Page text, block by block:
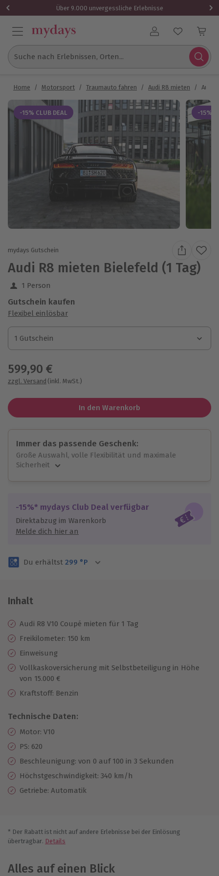
Über 9.000 unvergessliche Erlebnisse
Benutzerkonto
Suche nach Erlebnissen, Orten...
Home / Motorsport / Traumauto fahren / Audi R8 mieten / Audi
-15% CLUB DEAL -15%
mydays Gutschein
Audi R8 mieten Bielefeld (1 Tag)
1 Person
Gutschein kaufen
Flexibel einlösbar
1 Gutschein
1 Gutschein
1 Gutschein
599,90 €
zzgl. Versand (inkl. MwSt.)
In den Warenkorb
Immer das passende Geschenk:
Große Auswahl, volle Flexibilität und maximale
Sicherheit
Jeder Gutschein für alle Erlebnisse einlösbar.
Maximale Sicherheit
3 Jahre gültig & verlängerbar.
-15%* mydays Club Deal verfügbar
Direktabzug im Warenkorb
Melde dich hier an
Du erhältst 299 °P
Inhalt
Audi R8 V10 Coupé mieten für 1 Tag
Freikilometer: 150 km
Einweisung
Vollkaskoversicherung mit Selbstbeteiligung in Höhe
von 15.000 €
Kraftstoff: Benzin
Technische Daten:
Motor: V10
PS: 620
Beschleunigung: von 0 auf 100 in 3 Sekunden
Höchstgeschwindigkeit: 340 km/h
Getriebe: Automatik
* Der Rabatt ist nicht auf andere Erlebnisse bei der Einlösung
übertragbar. Details
Alles auf einen Blick